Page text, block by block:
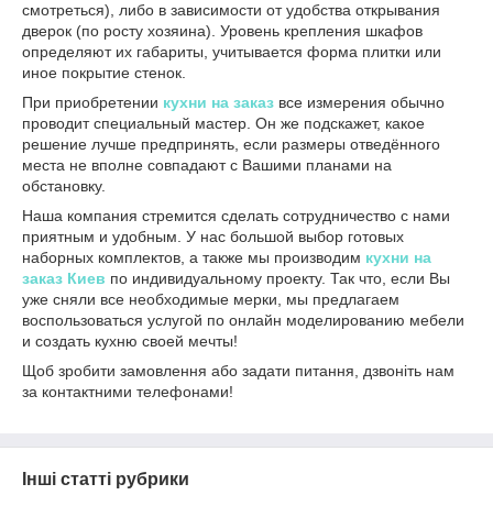
смотреться), либо в зависимости от удобства открывания
дверок (по росту хозяина). Уровень крепления шкафов
определяют их габариты, учитывается форма плитки или
иное покрытие стенок.
При приобретении кухни на заказ все измерения обычно
проводит специальный мастер. Он же подскажет, какое
решение лучше предпринять, если размеры отведённого
места не вполне совпадают с Вашими планами на
обстановку.
Наша компания стремится сделать сотрудничество с нами
приятным и удобным. У нас большой выбор готовых
наборных комплектов, а также мы производим кухни на
заказ Киев по индивидуальному проекту. Так что, если Вы
уже сняли все необходимые мерки, мы предлагаем
воспользоваться услугой по онлайн моделированию мебели
и создать кухню своей мечты!
Щоб зробити замовлення або задати питання, дзвоніть нам
за контактними телефонами!
Інші статті рубрики